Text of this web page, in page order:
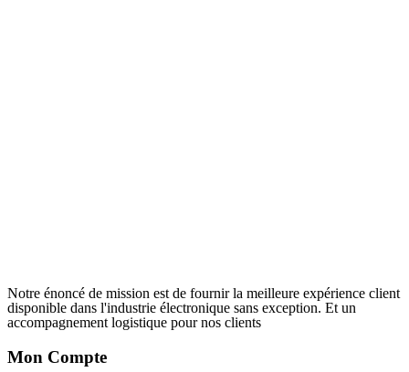
Notre énoncé de mission est de fournir la meilleure expérience client
disponible dans l'industrie électronique sans exception. Et un
accompagnement logistique pour nos clients
Mon Compte